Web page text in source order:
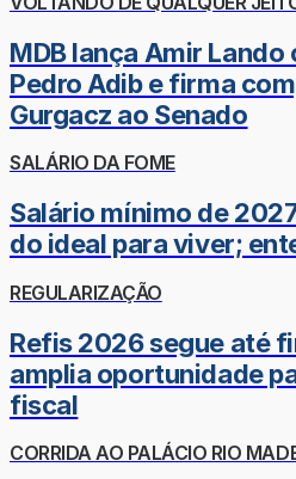
MDB lança Amir
Pedro Adib e firma
Gurgacz ao Senado
SALÁRIO DA FOME
Salário mínimo de
do ideal para viver;
REGULARIZAÇÃO
Refis 2026 segue até
amplia oportunidade
fiscal
CORRIDA AO PALÁCIO RIO